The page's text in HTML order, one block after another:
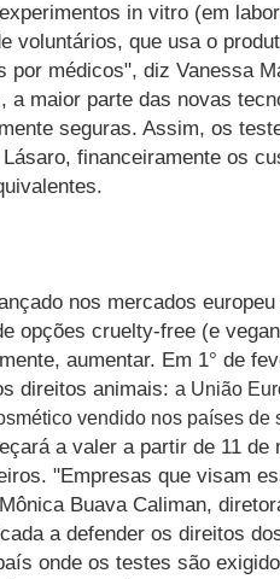
in vitro (em
voluntários, que usa o
por médicos", diz Vanessa
a maior parte das novas
seguras. Assim, os
Lásaro, financeiramente os
nos mercados
opções cruelty-free (e
aumentar. Em 1° de
direitos animais: a União
vendido nos países de
a valer a partir de 11
"Empresas que visam
Buava Caliman,
a defender os direitos
onde os testes são